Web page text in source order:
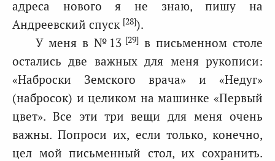
адреса нового я не знаю, пишу на
Андреевский спуск [28]).
У меня в №13 [29] в письменном столе
остались две важных для меня рукописи:
«Наброски Земского врача» и «Недуг»
(набросок) и целиком на машинке «Первый
цвет». Все эти три вещи для меня очень
важны. Попроси их, если только, конечно,
цел мой письменный стол, их сохранить.